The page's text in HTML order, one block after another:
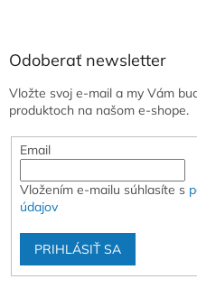
Odoberať newsletter
Vložte svoj e-mail a my Vám
produktoch na našom e-shope.
Email
Vložením e-mailu súhlasíte s
údajov
PRIHLÁSIŤ SA